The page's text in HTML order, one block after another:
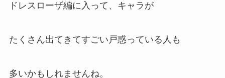
ドレスローザ編に入って、キャラが
たくさん出てきてすごい戸惑っている人も
多いかもしれませんね。